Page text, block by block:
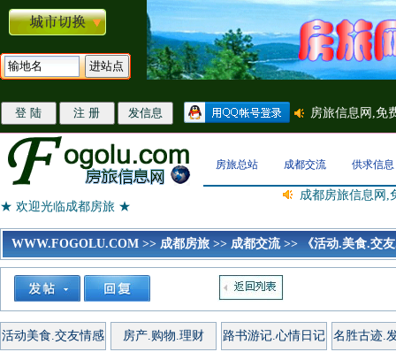
房旅总站 成都交流 供求信息
★ 欢迎光临成都房旅 ★
成都房旅信息网,
WWW.FOGOLU.COM >> 成都房旅 >> 成都交流>> 《活动.美食.交
活动美食.交友情感 房产.购物.理财 路书游记.心情日记 名胜古迹.